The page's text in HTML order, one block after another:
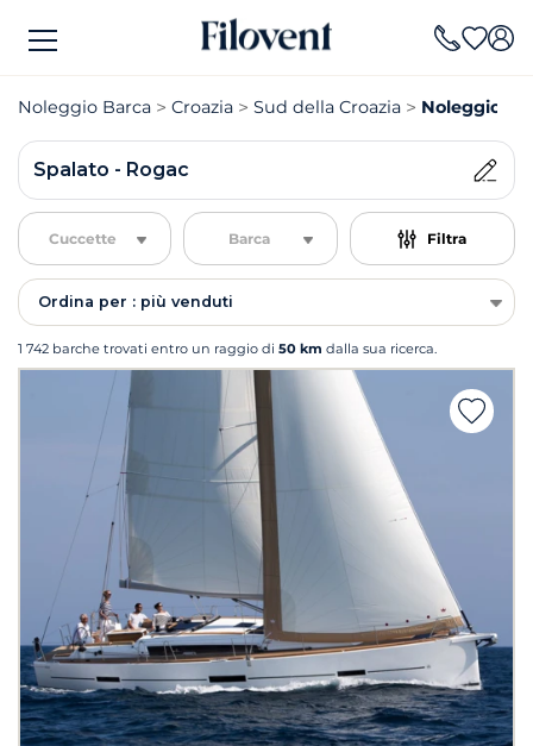
Noleggio Barca Croazia Sud della Croazia Noleggio
Spalato - Rogac
Cuccette Barca Filtra
Ordina per : più venduti
1 742 barche trovati entro un raggio di 50 km dalla sua ricerca.